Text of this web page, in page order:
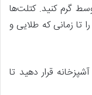
گرم کنید. کتلت‌ها
تا زمانی که طلایی و
قرار دهید تا